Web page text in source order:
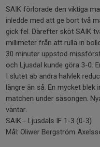
SAIK förlorade den viktiga
inledde med att ge bort två
gick fel. Därefter sköt SAIK
millimeter från att rulla in
30 minuter uppstod
och Ljusdal kunde göra 3-0.
I slutet ab andra halvlek
längre än så. En mycket
matchen under säsongen.
väntar.
SAIK - Ljusdals IF 1-3 (0-3)
Mål: Oliwer Bergström